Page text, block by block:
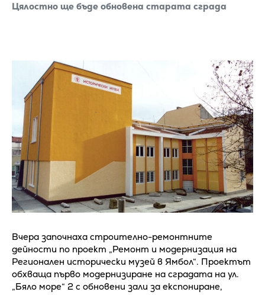
Цялостно ще бъде обновена старата сграда
Вчера започнаха строително-ремонтните
дейности по проект „Ремонт и модернизация на
Регионален исторически музей в Ямбол“. Проектът
обхваща първо модернизиране на сградата на ул.
„Бяло море“ 2 с обновени зали за експониране,